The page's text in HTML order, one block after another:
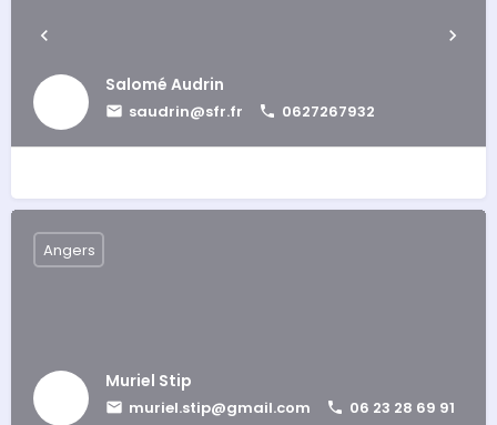
Salomé Audrin
saudrin@sfr.fr 0627267932
Muriel Stip
muriel.stip@gmail.com 06 23 28 69 91
Angers